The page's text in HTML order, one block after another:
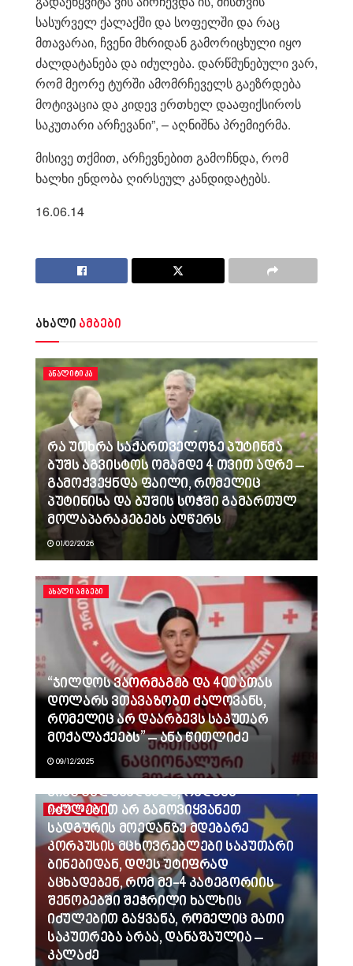
სასურველ ქალაქში და სოფელში და რაც
მთავარაი, ჩვენი მხრიდან გამორიცხული იყო
ძალდატანება და იძულება. დარწმუნებული ვარ,
რომ მეორე ტურში ამომრჩეველს გაეზრდება
მოტივაცია და კიდევ ერთხელ დააფიქსიროს
საკუთარი არჩევანი”, – აღნიშნა პრემიერმა.
მისივე თქმით, არჩევნებით გამოჩნდა, რომ
ხალხი ენდობა ღირსეულ კანდიდატებს.
16.06.14
ახალი ამბები
ᲐᲜᲐᲚᲘᲢᲘᲙᲐ
რა უთხრა საქართველოზე პუტინმა
ბუშს აგვისტოს ომამდე 4 თვით ადრე –
გამოქვეყნდა ფაილი, რომელიც
პუტინისა და ბუშის სოჭში გამართულ
მოლაპარაკებებს აღწერს
01/02/2026
ᲐᲮᲐᲚᲘ ᲐᲛᲑᲔᲑᲘ
“ჯილდოს ვაორმაგებ და 400 ათას
დოლარს ვთავაზობთ ძალოვანს,
რომელიც არ დაარბევს საკუთარ
მოქალაქეებს” – ანა წითლიძე
09/12/2025
ᲐᲮᲐᲚᲘ ᲐᲛᲑᲔᲑᲘ
ვინც გვლანძღავდა, რადგან
იძულებით არ გამოვიყვანეთ
სადგურის მოედანზე მდებარე
კორპუსის მცხოვრებლები საკუთარი
ბინებიდან, დღეს უტიფრად
აცხადებენ, რომ მე-4 კატეგორიის
შენობებში შეჭრილი ხალხის
იძულებით გაყვანა, რომელიც მათი
საკუთრება არაა, დანაშაულია –
კალაძე